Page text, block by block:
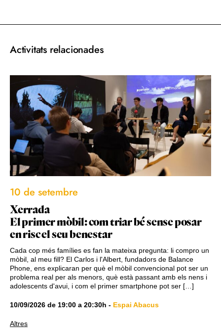
Activitats relacionades
10 de setembre
Xerrada
El primer mòbil: com triar bé sense posar
en risc el seu benestar
Cada cop més famílies es fan la mateixa pregunta: li compro un
mòbil, al meu fill? El Carlos i l'Albert, fundadors de Balance
Phone, ens explicaran per què el mòbil convencional pot ser un
problema real per als menors, què està passant amb els nens i
adolescents d'avui, i com el primer smartphone pot ser […]
10/09/2026 de 19:00 a 20:30h - Espai Abacus
Altres